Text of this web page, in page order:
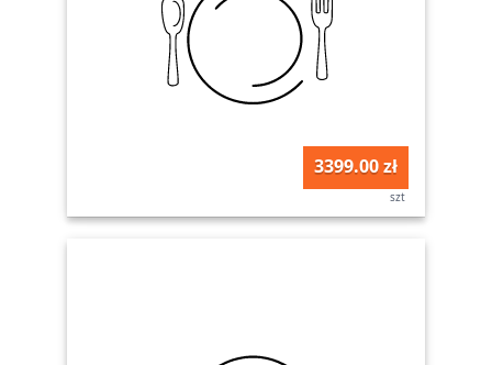
3399.00 zł
szt